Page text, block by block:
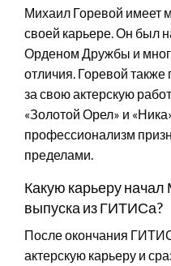
Михаил Горевой имеет
своей карьере. Он был
Орденом Дружбы и
отличия. Горевой
за свою актерскую
«Золотой Орел» и
профессионализм
пределами.
Какую карьеру
выпуска из ГИТИСа?
После окончания
актерскую карьеру и